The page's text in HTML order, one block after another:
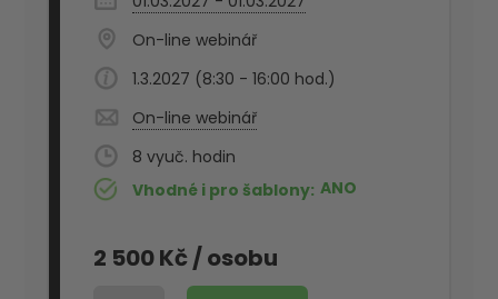
On-line webinář
1.3.2027 (8:30 - 16:00 hod.)
On-line webinář
8
Vhodné i pro šablony ANO
2 500 Kč/ osobu